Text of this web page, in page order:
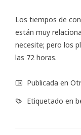
Los tiempos de
están muy
necesite; pero los
las 72 horas.
Publicada en
Etiquetado en